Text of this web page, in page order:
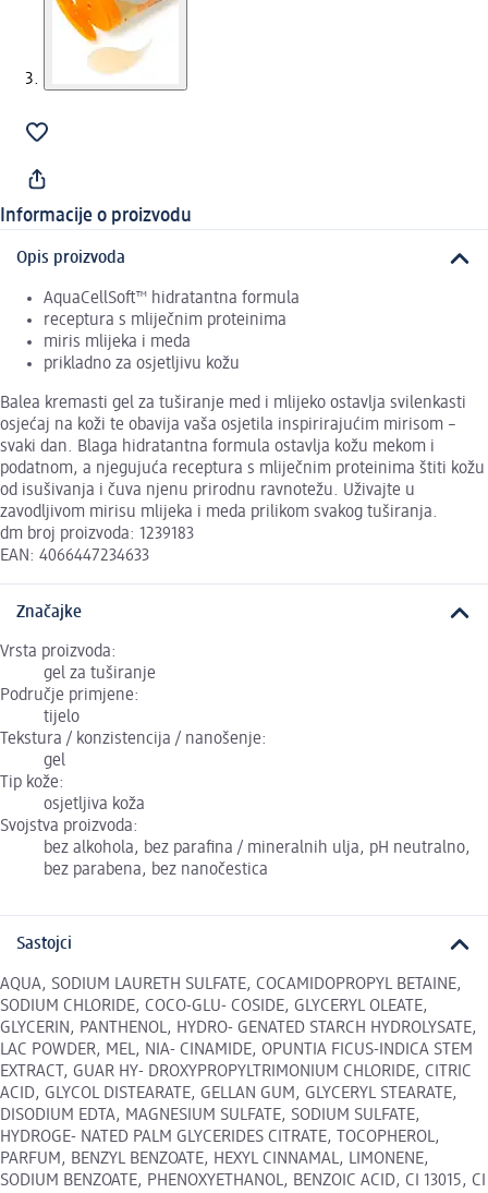
Informacije o proizvodu
Opis proizvoda
AquaCellSoft™ hidratantna formula
receptura s mliječnim proteinima
miris mlijeka i meda
prikladno za osjetljivu kožu
Balea kremasti gel za tuširanje med i mlijeko ostavlja svilenkasti
osjećaj na koži te obavija vaša osjetila inspirirajućim mirisom –
svaki dan. Blaga hidratantna formula ostavlja kožu mekom i
podatnom, a njegujuća receptura s mliječnim proteinima štiti kožu
od isušivanja i čuva njenu prirodnu ravnotežu. Uživajte u
zavodljivom mirisu mlijeka i meda prilikom svakog tuširanja.
dm broj proizvoda: 1239183
EAN: 4066447234633
Značajke
Vrsta proizvoda:
gel za tuširanje
Područje primjene:
tijelo
Tekstura / konzistencija / nanošenje:
gel
Tip kože:
osjetljiva koža
Svojstva proizvoda:
bez alkohola, bez parafina / mineralnih ulja, pH neutralno,
bez parabena, bez nanočestica
Sastojci
AQUA, SODIUM LAURETH SULFATE, COCAMIDOPROPYL BETAINE,
SODIUM CHLORIDE, COCO-GLU- COSIDE, GLYCERYL OLEATE,
GLYCERIN, PANTHENOL, HYDRO- GENATED STARCH HYDROLYSATE,
LAC POWDER, MEL, NIA- CINAMIDE, OPUNTIA FICUS-INDICA STEM
EXTRACT, GUAR HY- DROXYPROPYLTRIMONIUM CHLORIDE, CITRIC
ACID, GLYCOL DISTEARATE, GELLAN GUM, GLYCERYL STEARATE,
DISODIUM EDTA, MAGNESIUM SULFATE, SODIUM SULFATE,
HYDROGE- NATED PALM GLYCERIDES CITRATE, TOCOPHEROL,
PARFUM, BENZYL BENZOATE, HEXYL CINNAMAL, LIMONENE,
SODIUM BENZOATE, PHENOXYETHANOL, BENZOIC ACID, CI 13015, CI